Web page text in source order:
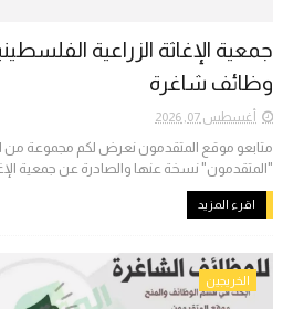
وظائف شاغرة
أغسطس 07, 2026
متابعو موقع المتقدمون نعرض لكم مجموعة من
"المتقدمون" نسخة عنها والصادرة عن جمعية
اقرء المزيد
الخريجين